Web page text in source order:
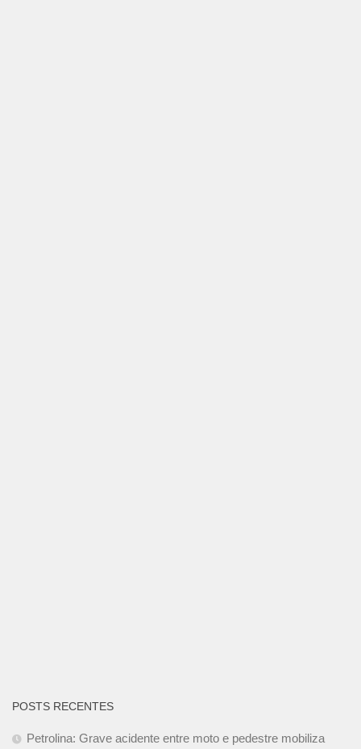
POSTS RECENTES
Petrolina: Grave acidente entre moto e pedestre mobiliza